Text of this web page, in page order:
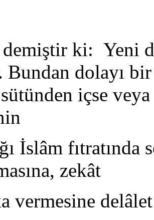
demiştir ki: Yeni
Bundan dolayı
içse
İslâm fıtratında
zekât
vermesine